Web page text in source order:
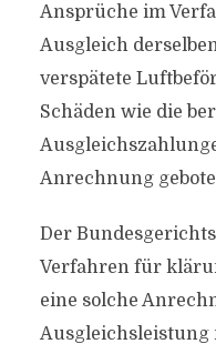
Ansprüche im
Ausgleich
verspätete
Schäden wie die
Anrechnung
Der
Verfahren für
eine solche
Ausgleichsleistung